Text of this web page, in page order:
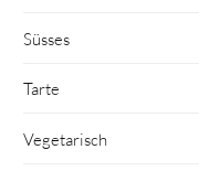
Süsses
Tarte
Vegetarisch